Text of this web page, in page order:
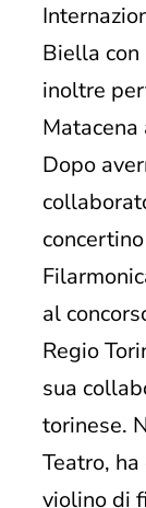
Biella
inoltre
Matacena
Dopo
al
Regio
sua
torinese.
Teatro,
violino di